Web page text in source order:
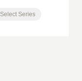
Select Series